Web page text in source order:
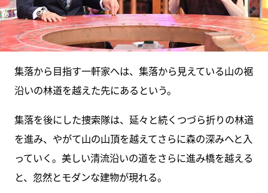
集落から目指す一軒家へは、集落から見えている山の裾
沿いの林道を越えた先にあるという。
集落を後にした捜索隊は、延々と続くつづら折りの林道
を進み、やがて山の山頂を越えてさらに森の深みへと入
っていく。美しい清流沿いの道をさらに進み橋を越える
と、忽然とモダンな建物が現れる。